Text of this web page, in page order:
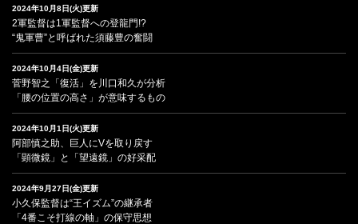
2024年10月8日(火)更新
2軍監督は1軍監督への登龍門!?
“鬼軍曹”と呼ばれた須藤豊の奮闘
2024年10月4日(金)更新
菅野智之「復活」を川口和久が分析
「腰の位置の高さ」が意味するもの
2024年10月1日(火)更新
阿部慎之助、巨人にVを取り戻す
「顕微鏡」と「望遠鏡」の好采配
2024年9月27日(金)更新
小久保監督は“王イズム”の継承者
「4番こそ打線の軸」の保守思想